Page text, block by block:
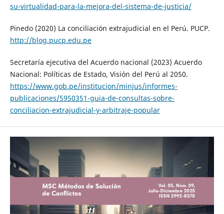
su-virtualidad-para-la-mejora-del-sistema-de-justicia/
Pinedo (2020) La conciliación extrajudicial en el Perú. PUCP.
http://blog.pucp.edu.pe
Secretaría ejecutiva del Acuerdo nacional (2023) Acuerdo
Nacional: Políticas de Estado, Visión del Perú al 2050.
https://www.gob.pe/institucion/minjus/informes-
publicaciones/5950351-guia-de-consultas-sobre-
conciliacion-extrajudicial-y-arbitraje-popular